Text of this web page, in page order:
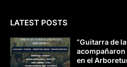
LATEST POSTS
“Guitarra de
acompañaron
en el